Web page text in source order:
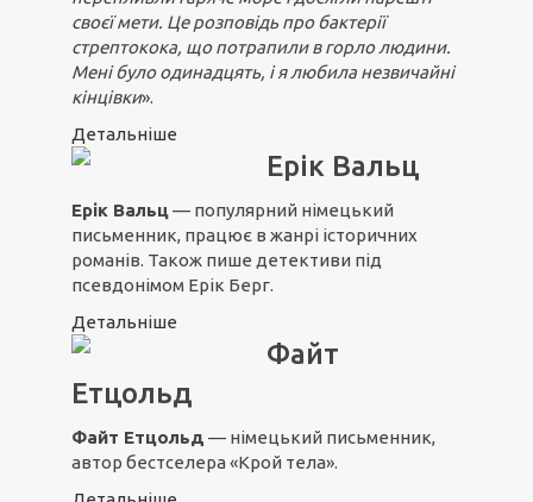
своєї мети. Це розповідь про бактерії
стрептокока, що потрапили в горло людини.
Мені було одинадцять, і я любила незвичайні
кінцівки».
Детальніше
Ерік Вальц
Ерік Вальц— популярний німецький
письменник, працює в жанрі історичних
романів. Також пише детективи під
псевдонімом Ерік Берг.
Детальніше
Файт
Етцольд
Файт Етцольд — німецький письменник,
автор бестселера «Крой тела».